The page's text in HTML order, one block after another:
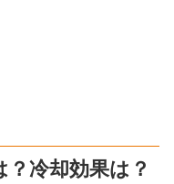
冷却効果は？